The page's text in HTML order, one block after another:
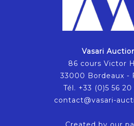
Vasari
86 cours Victor
33000 Bordeaux -
Tél. +33 (0)5 56 20
contact@vasari-